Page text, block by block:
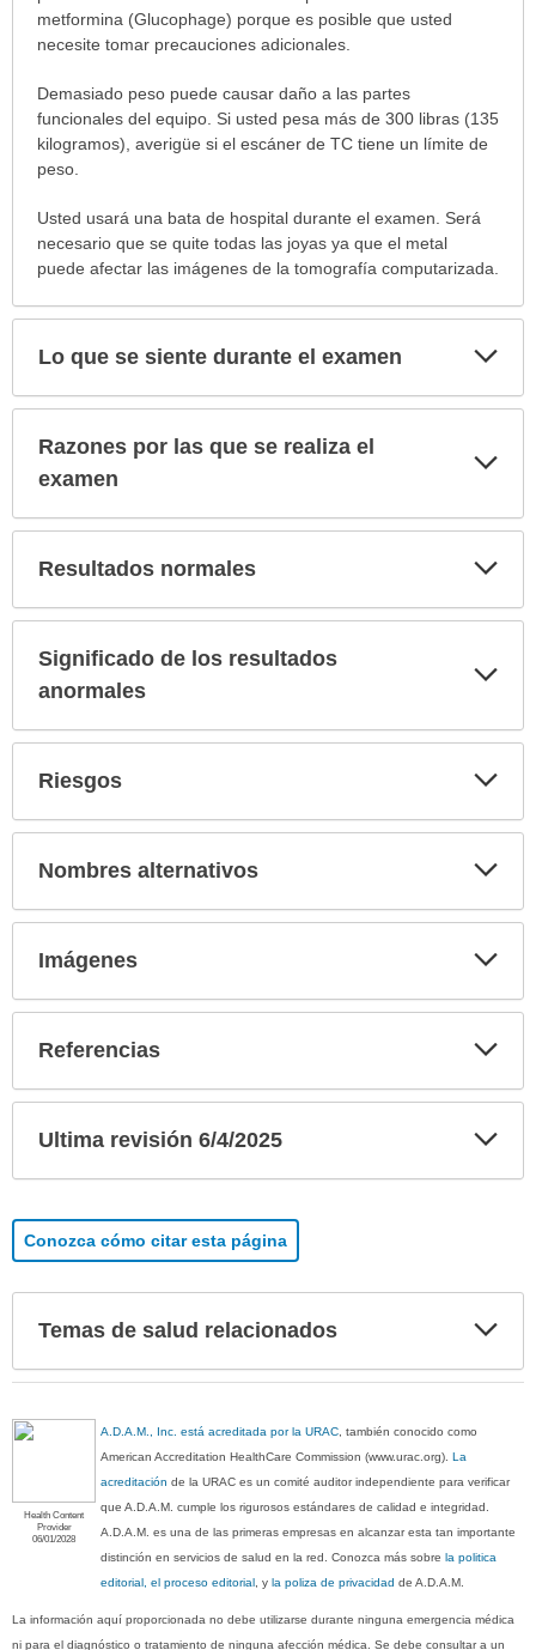
metformina (Glucophage) porque es posible que usted
necesite tomar precauciones adicionales.
Demasiado peso puede causar daño a las partes
funcionales del equipo. Si usted pesa más de 300 libras (135
kilogramos), averigüe si el escáner de TC tiene un límite de
peso.
Usted usará una bata de hospital durante el examen. Será
necesario que se quite todas las joyas ya que el metal
puede afectar las imágenes de la tomografía computarizada.
Lo que se siente durante el examen
Razones por las que se realiza el
examen
Resultados normales
Significado de los resultados
anormales
Riesgos
Nombres alternativos
Imágenes
Referencias
Ultima revisión 6/4/2025
Conozca cómo citar esta página
Temas de salud relacionados
Health Content
Provider
06/01/2028
A.D.A.M., Inc. está acreditada por la URAC , también conocido como
American Accreditation HealthCare Commission (www.urac.org).La
acreditación de la URAC es un comité auditor independiente para verificar
que A.D.A.M. cumple los rigurosos estándares de calidad e integridad.
A.D.A.M. es una de las primeras empresas en alcanzar esta tan importante
distinción en servicios de salud en la red. Conozca más sobrela politica
editorial, el proceso editorial , yla poliza de privacidad de A.D.A.M.
La información aquí proporcionada no debe utilizarse durante ninguna emergencia médica
ni para el diagnóstico o tratamiento de ninguna afección médica. Se debe consultar a un